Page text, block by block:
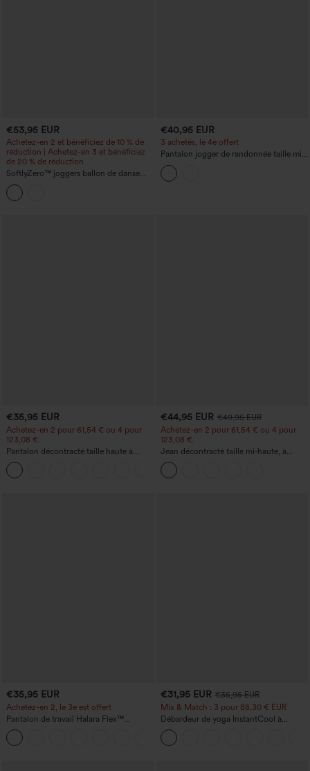
€53,95 EUR
Achetez-en 2 et bénéficiez de 10 % de
réduction | Achetez-en 3 et bénéficiez
de 20 % de réduction
SoftlyZero™ joggers ballon de danse
taille haute imprimé léopard avec
poches - UPF40+
€40,95 EUR
3 achetés, le 4e offert
Pantalon jogger de randonnée taille mi-
haute à cordon et poches, déperlant et
résistant à l'usure
€35,95 EUR
Achetez-en 2 pour 61,54 € ou 4 pour
123,08 €.
Pantalon décontracté taille haute à
jambe droite, effet lin, avec poches
€44,95 EUR €49,95 EUR
Achetez-en 2 pour 61,54 € ou 4 pour
123,08 €.
Jean décontracté taille mi‑haute, à
cordon de serrage, avec poches
€35,95 EUR
Achetez-en 2, le 3e est offert
Pantalon de travail Halara Flex™
DayStretch à taille haute, avec poches et
coupe droite
€31,95 EUR €35,95 EUR
Mix & Match : 3 pour 88,30 € EUR
Débardeur de yoga InstantCool à
encolure en U et ourlet arrondi –
UPF50+